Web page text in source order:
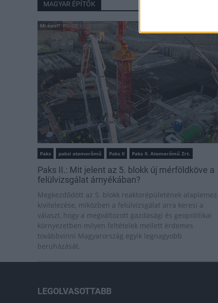
MAGYAR ÉPÍTŐK
Mi épül?
Paks paksi atomerőmű Paks II Paks II. Atomerőmű Zrt.
Paks II.: Mit jelent az 5. blokk új mérföldköve a
felülvizsgálat árnyékában?
Megkezdődött az 5. blokk reaktorépületének
kivitelezése, miközben a felülvizsgálat arra keresi a
választ, hogy a megváltozott gazdasági és geopolitikai
környezetben milyen feltételek mellett érdemes
továbbvinni Magyarország egyik legnagyobb
beruházását.
LEGOLVASOTTABB